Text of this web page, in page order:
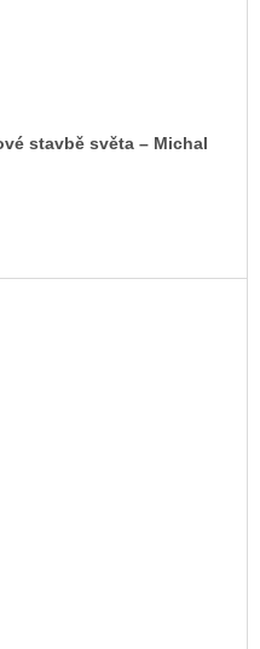
stavbě světa – Michal